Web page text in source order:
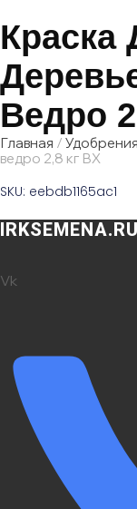
Ведро
Главная / Удобрения
ведро 2,8 кг ВХ
SKU: eebdb1165ac1
IRKSEMENA.RU
Vk